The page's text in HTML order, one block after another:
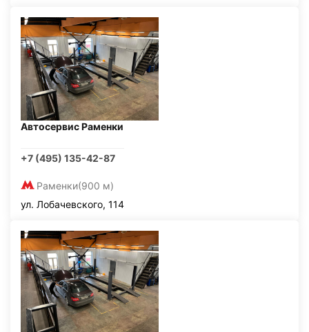
Автосервис Раменки
+7 (495) 135-42-87
Раменки(900 м)
ул. Лобачевского, 114